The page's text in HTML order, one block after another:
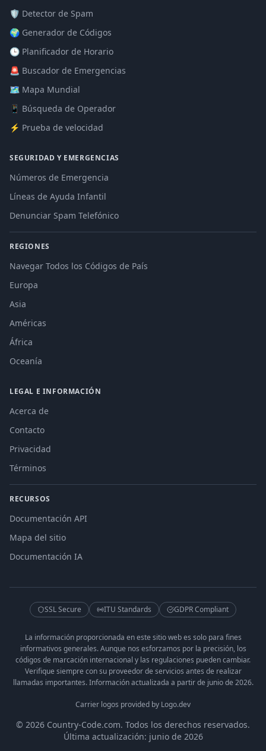
🛡️ Detector de Spam
🌍 Generador de Códigos
🕒 Planificador de Horario
🚨 Buscador de Emergencias
🗺️ Mapa Mundial
📱 Búsqueda de Operador
⚡ Prueba de velocidad
SEGURIDAD Y EMERGENCIAS
Números de Emergencia
Líneas de Ayuda Infantil
Denunciar Spam Telefónico
REGIONES
Navegar Todos los Códigos de País
Europa
Asia
Américas
África
Oceanía
LEGAL E INFORMACIÓN
Acerca de
Contacto
Privacidad
Términos
RECURSOS
Documentación API
Mapa del sitio
Documentación IA
SSL Secure ITU Standards GDPR Compliant
La información proporcionada en este sitio web es solo para fines
informativos generales. Aunque nos esforzamos por la precisión, los
códigos de marcación internacional y las regulaciones pueden cambiar.
Verifique siempre con su proveedor de servicios antes de realizar
llamadas importantes. Información actualizada a partir de junio de 2026.
Carrier logos provided by Logo.dev
© 2026 Country-Code.com. Todos los derechos reservados.
Última actualización: junio de 2026